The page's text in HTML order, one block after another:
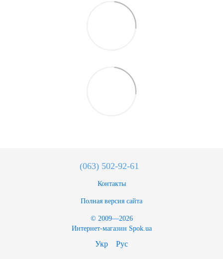
(063) 502-92-61
Контакты
Полная версия сайта
© 2009—2026
Интернет-магазин Spok.ua
Укр Рус